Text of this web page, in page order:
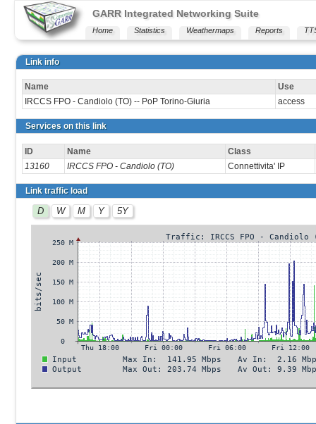
GARR Integrated Networking Suite
Home Statistics Weathermaps Reports
Link info
Name
Use
IRCCS FPO - Candiolo (TO) -- PoP Torino-Giuria
access
Services on this link
ID Name
Class
13160
IRCCS FPO - Candiolo (TO) Connettivita' IP
Link traffic load
D W M Y 5Y